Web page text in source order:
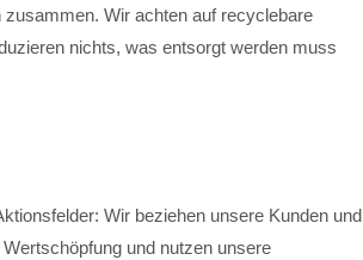
Wir achten auf recyclebare
nichts, was entsorgt werden muss
Wir beziehen unsere Kunden und
und nutzen unsere